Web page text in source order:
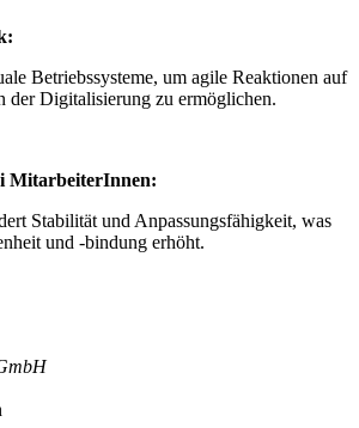
Betriebssysteme, um agile Reaktionen auf
der Digitalisierung zu ermöglichen.
MitarbeiterInnen:
Stabilität und Anpassungsfähigkeit, was
und -bindung erhöht.